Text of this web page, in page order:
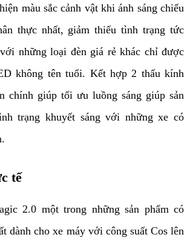
màu sắc cảnh vật khi ánh sáng chiếu
thực nhất, giảm thiểu tình trạng tức
những loại đèn giá rẻ khác chỉ được
không tên tuổi. Kết hợp 2 thấu kính
chính giúp tối ưu luồng sáng giúp sản
trạng khuyết sáng với những xe có
tế
2.0 một trong những sản phẩm có
dành cho xe máy với công suất Cos lên